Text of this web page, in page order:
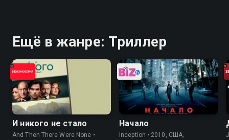
Ещё в жанре: Триллер
И никого не стало
And Then There Were None •
Начало
Inception • 2010, США,